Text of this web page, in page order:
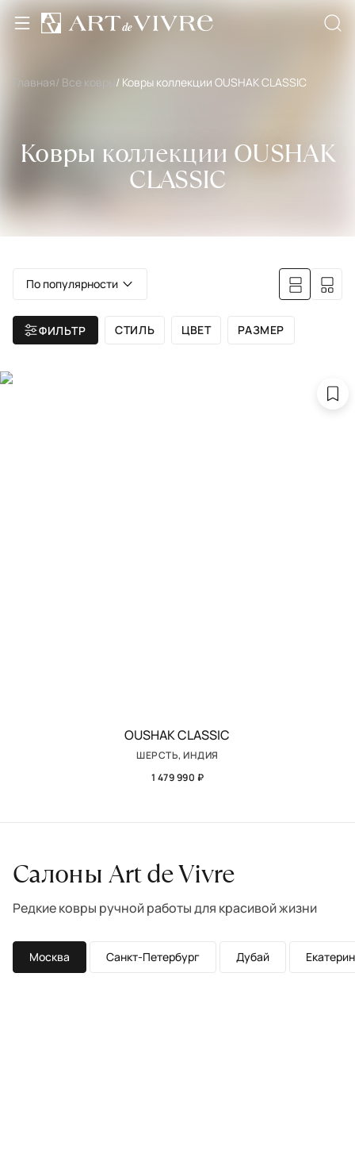
Главная/ Все ковры / Ковры коллекции OUSHAK CLASSIC
Ковры коллекции OUSHAK
CLASSIC
По популярности
ФИЛЬТР СТИЛЬ ЦВЕТ РАЗМЕР
OUSHAK CLASSIC
ШЕРСТЬ, ИНДИЯ
1 479 990 ₽
Салоны Art de Vivre
Редкие ковры ручной работы для красивой жизни
Москва Санкт-Петербург Дубай